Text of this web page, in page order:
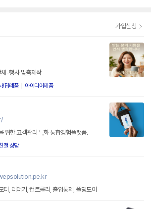
가입신청
-행사 맞춤제작
/답례품 아이디어제품
위한 고객관리 특화 통합경험플랫폼.
절 상담
터, 리더기, 컨트롤러, 출입통제, 폴딩도어